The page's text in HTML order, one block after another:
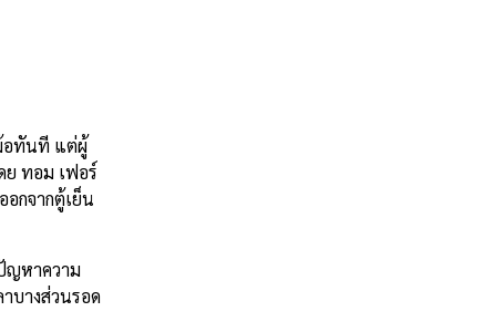
อทันที แต่ผู้
ย ทอม เฟอร์
กจากตู้เย็น
ญหาความ
บางส่วนรอด